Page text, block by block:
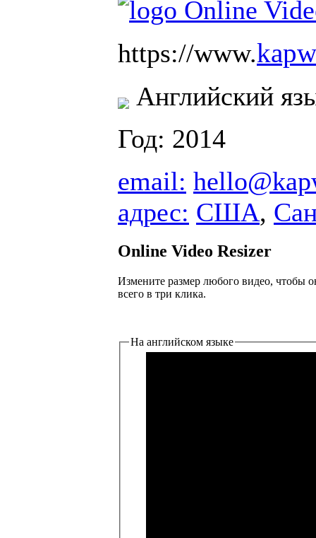
https://www.
Английский
Год: 2014
email:
адрес: США,
Online Video Resizer
Измените размер любого видео, чтобы
всего в три клика.
На английском языке